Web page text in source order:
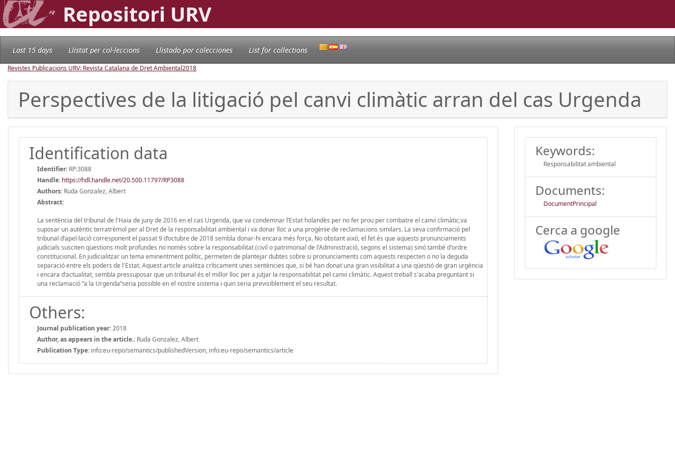
Repositori URV
Last 15 days Llistat per col·leccions Llistado por colecciones List for collections
Revistes Publicacions URV: Revista Catalana de Dret Ambiental2018
Perspectives de la litigació pel canvi climàtic arran del cas Urgenda
Identification data
Identifier: RP:3088
Handle: https://hdl.handle.net/20.500.11797/RP3088
Authors: Ruda Gonzalez, Albert
Abstract:
La sentència del tribunal de l'Haia de juny de 2016 en el cas Urgenda, que va condemnar l’Estat holandès per no fer prou per combatre el canvi climàtic,va
suposar un autèntic terratrèmol per al Dret de la responsabilitat ambiental i va donar lloc a una progènie de reclamacions similars. La seva confirmació pel
tribunal d’apel·lació corresponent el passat 9 d’octubre de 2018 sembla donar-hi encara més força. No obstant això, el fet és que aquests pronunciaments
judicials susciten qüestions molt profundes no només sobre la responsabilitat (civil o patrimonial de l'Administració, segons el sistema) sinó també d'ordre
constitucional. En judicialitzar un tema eminentment polític, permeten de plantejar dubtes sobre si pronunciaments com aquests respecten o no la deguda
separació entre els poders de l'Estat. Aquest article analitza críticament unes sentències que, si bé han donat una gran visibilitat a una qüestió de gran urgència
i encara d’actualitat, sembla pressuposar que un tribunal és el millor lloc per a jutjar la responsabilitat pel canvi climàtic. Aquest treball s'acaba preguntant si
una reclamació “a la Urgenda”seria possible en el nostre sistema i quin seria previsiblement el seu resultat.
Others:
Journal publication year:2018
Author, as appears in the article.: Ruda Gonzalez, Albert
Publication Type: info:eu-repo/semantics/publishedVersion, info:eu-repo/semantics/article
Keywords:
Responsabilitat ambiental
Documents:
DocumentPrincipal
Cerca a google